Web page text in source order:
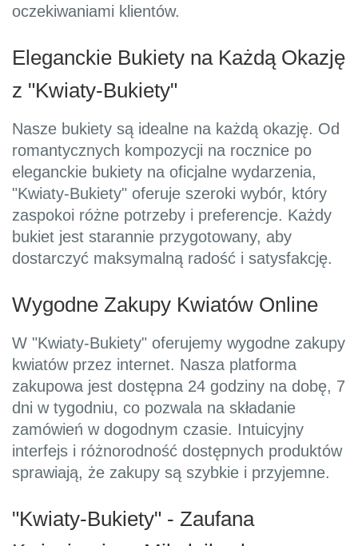
oczekiwaniami klientów.
Eleganckie Bukiety na Każdą Okazję
z "Kwiaty-Bukiety"
Nasze bukiety są idealne na każdą okazję. Od
romantycznych kompozycji na rocznice po
eleganckie bukiety na oficjalne wydarzenia,
"Kwiaty-Bukiety" oferuje szeroki wybór, który
zaspokoi różne potrzeby i preferencje. Każdy
bukiet jest starannie przygotowany, aby
dostarczyć maksymalną radość i satysfakcję.
Wygodne Zakupy Kwiatów Online
W "Kwiaty-Bukiety" oferujemy wygodne zakupy
kwiatów przez internet. Nasza platforma
zakupowa jest dostępna 24 godziny na dobę, 7
dni w tygodniu, co pozwala na składanie
zamówień w dogodnym czasie. Intuicyjny
interfejs i różnorodność dostępnych produktów
sprawiają, że zakupy są szybkie i przyjemne.
"Kwiaty-Bukiety" - Zaufana